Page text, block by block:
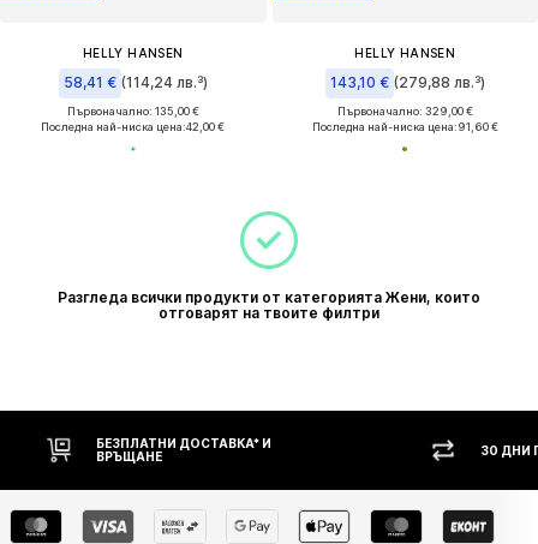
HELLY HANSEN
58,41 € (114,24 лв.³)
Първоначално: 135,00 €
Последна най-ниска цена:42,00 €
HELLY HANSEN
143,10 € (279,88 лв.³)
Първоначално: 329,00 €
Последна най-ниска цена:91,60 €
Разгледа всички продукти от категорията Жени, които
отговарят на твоите филтри
БЕЗПЛАТНИ ДОСТАВКА* И
ВРЪЩАНЕ
30 ДНИ